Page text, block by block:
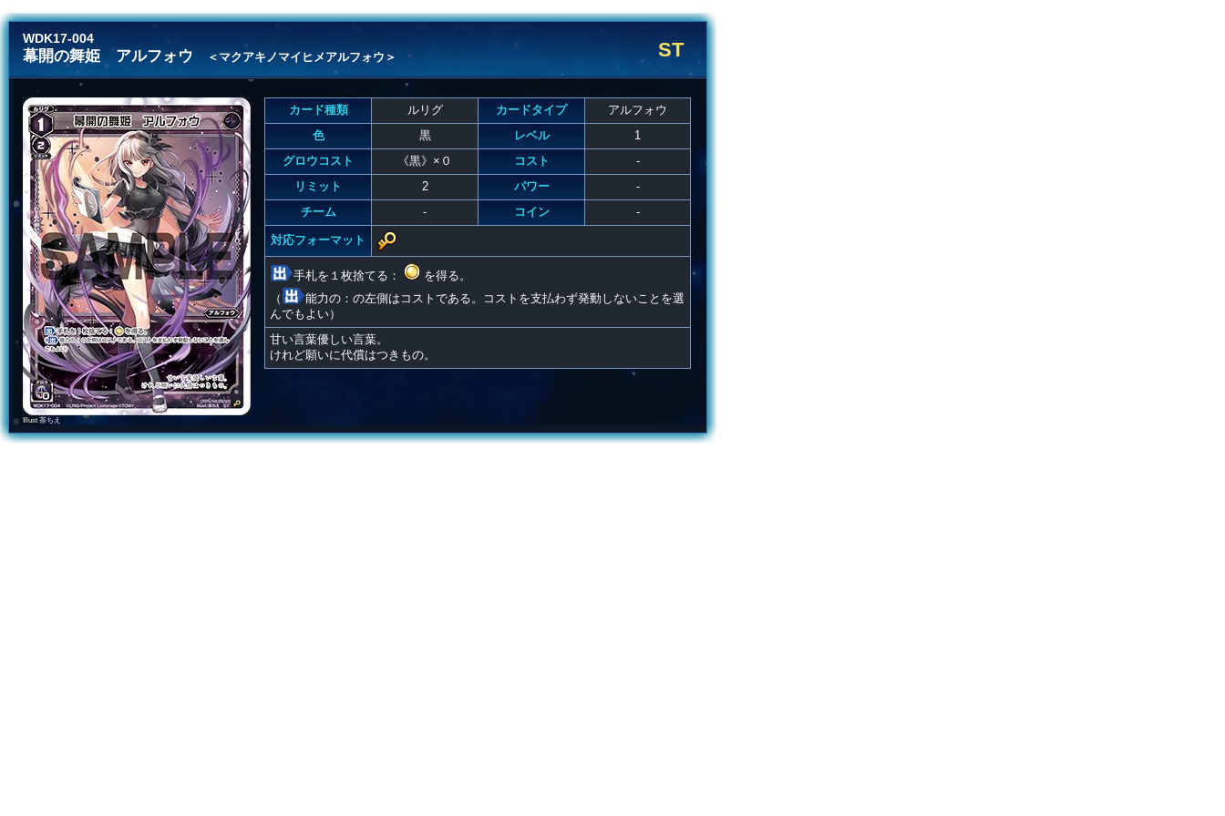
WDK17-004
幕開の舞姫 アルフォウ ＜マクアキノマイヒメアルフォウ＞ ST
Illust 茶ちえ
カード種類 ルリグ カードタイプ
アルフォウ
色
黒 レベル
1
グロウコスト
《黒》×０ コスト
-
リミット
2 パワー
-
チーム
- コイン -
対応フォーマット
手札を１枚捨てる：
を得る。
（
能力の：の左側はコストである。コストを支払わず発動しないことを選
んでもよい）
甘い言葉優しい言葉。
けれど願いに代償はつきもの。